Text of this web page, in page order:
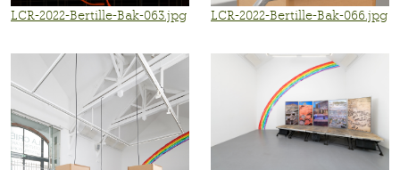
LCR-2022-Bertille-Bak-063.jpg LCR-2022-Bertille-Bak-066.jpg